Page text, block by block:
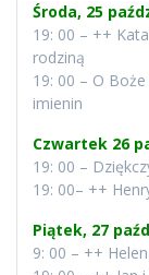
Środa, 25
19: 00 – ++
rodziną
19: 00 – O
imienin
Czwartek 26
19: 00 –
19: 00– ++
Piątek, 27
9: 00 – ++